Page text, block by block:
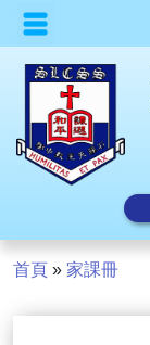
首頁 » 家課冊